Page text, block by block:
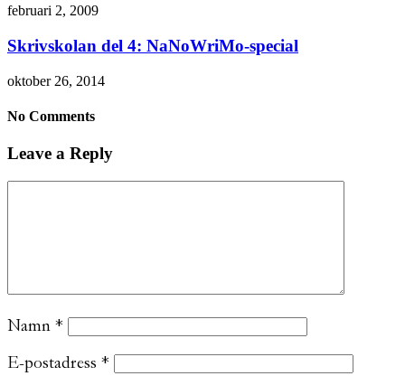
februari 2, 2009
Skrivskolan del 4: NaNoWriMo-special
oktober 26, 2014
No Comments
Leave a Reply
Namn *
E-postadress *